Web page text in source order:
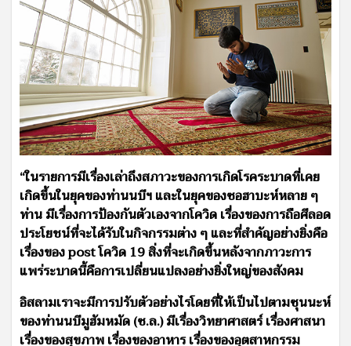
“ในรายการมีเรื่องเล่าถึงสภาวะของการเกิดโรคระบาดที่เคย
เกิดขึ้นในยุคของท่านนบีฯ และในยุคของซอฮาบะห์หลาย ๆ
ท่าน มีเรื่องการป้องกันตัวเองจากโควิด เรื่องของการถือศีลอด
ประโยชน์ที่จะได้รับในกิจกรรมต่าง ๆ และที่สำคัญอย่างยิ่งคือ
เรื่องของ post โควิด 19 สิ่งที่จะเกิดขึ้นหลังจากภาวะการ
แพร่ระบาดนี้คือการเปลี่ยนแปลงอย่างยิ่งใหญ่ของสังคม
อิสลามเราจะมีการปรับตัวอย่างไรโดยที่ให้เป็นไปตามซุนนะห์
ของท่านนบีมูฮัมหมัด (ซ.ล.) มีเรื่องวิทยาศาสตร์ เรื่องศาสนา
เรื่องของสุขภาพ เรื่องของอาหาร เรื่องของอุตสาหกรรม